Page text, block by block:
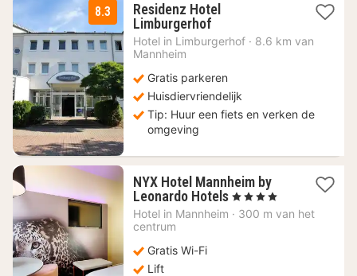
8.3
Residenz Hotel
Limburgerhof2
nachten
vanaf
€
Hotel in Limburgerhof · 8.6 km van
Mannheim
Gratis parkeren
Huisdiervriendelijk
Tip: Huur een fiets en verken de
omgeving
NYX Hotel Mannheim by
Leonardo Hotels 1
nacht
, 4 Sterren
Hotel in Mannheim · 300 m van het
centrum
Gratis Wi-Fi
Lift